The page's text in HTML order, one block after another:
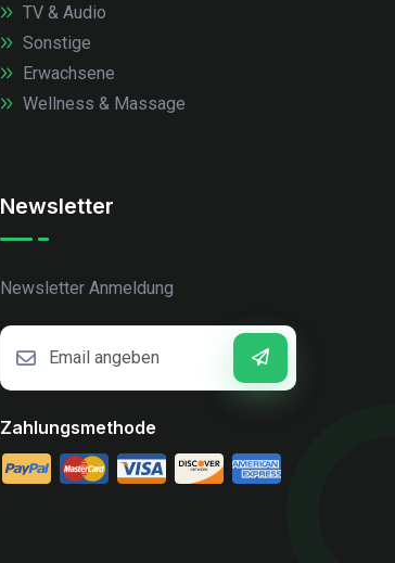
TV & Audio
Sonstige
Erwachsene
Wellness & Massage
Newsletter
Newsletter Anmeldung
Zahlungsmethode